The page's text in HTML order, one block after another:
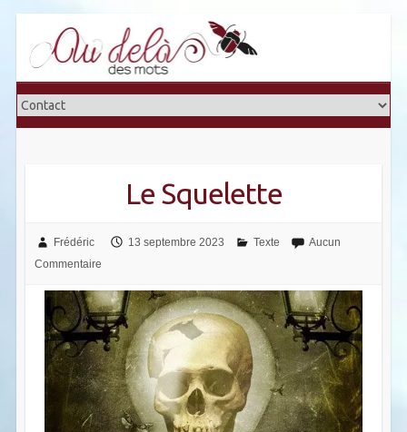
content
Le Squelette
Frédéric 13 septembre 2023 Texte
Aucun
Commentaire